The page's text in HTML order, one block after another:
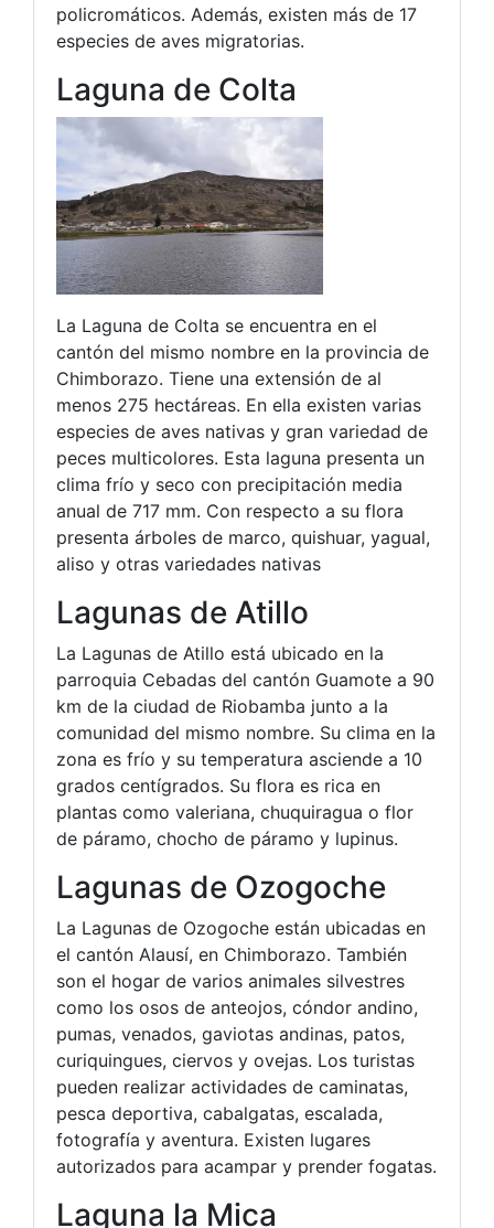
policromáticos. Además, existen más de 17
especies de aves migratorias.
Laguna de Colta
La Laguna de Colta se encuentra en el
cantón del mismo nombre en la provincia de
Chimborazo. Tiene una extensión de al
menos 275 hectáreas. En ella existen varias
especies de aves nativas y gran variedad de
peces multicolores. Esta laguna presenta un
clima frío y seco con precipitación media
anual de 717 mm. Con respecto a su flora
presenta árboles de marco, quishuar, yagual,
aliso y otras variedades nativas
Lagunas de Atillo
La Lagunas de Atillo está ubicado en la
parroquia Cebadas del cantón Guamote a 90
km de la ciudad de Riobamba junto a la
comunidad del mismo nombre. Su clima en la
zona es frío y su temperatura asciende a 10
grados centígrados. Su flora es rica en
plantas como valeriana, chuquiragua o flor
de páramo, chocho de páramo y lupinus.
Lagunas de Ozogoche
La Lagunas de Ozogoche están ubicadas en
el cantón Alausí, en Chimborazo. También
son el hogar de varios animales silvestres
como los osos de anteojos, cóndor andino,
pumas, venados, gaviotas andinas, patos,
curiquingues, ciervos y ovejas. Los turistas
pueden realizar actividades de caminatas,
pesca deportiva, cabalgatas, escalada,
fotografía y aventura. Existen lugares
autorizados para acampar y prender fogatas.
Laguna la Mica